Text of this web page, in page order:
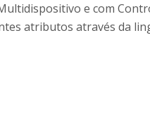
e com
atributos através da